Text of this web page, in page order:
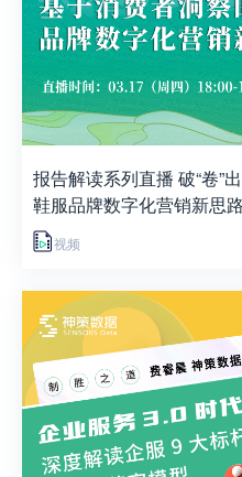
报告解读系列直播 破“卷”
鞋服品牌数字化营销新思路
视频